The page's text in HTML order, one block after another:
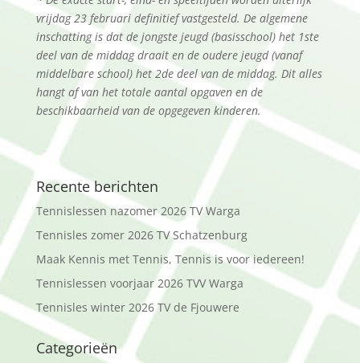
vrijdag 23 februari definitief vastgesteld. De algemene
inschatting is dat de jongste jeugd (basisschool) het 1ste
deel van de middag draait en de oudere jeugd (vanaf
middelbare school) het 2de deel van de middag. Dit alles
hangt af van het totale aantal opgaven en de
beschikbaarheid van de opgegeven kinderen.
Recente berichten
Tennislessen nazomer 2026 TV Warga
Tennisles zomer 2026 TV Schatzenburg
Maak Kennis met Tennis, Tennis is voor iedereen!
Tennislessen voorjaar 2026 TVV Warga
Tennisles winter 2026 TV de Fjouwere
Categorieën